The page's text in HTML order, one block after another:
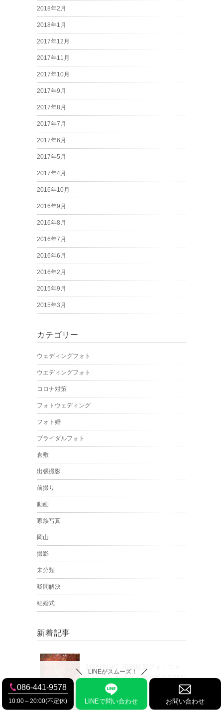
2018年2月
2018年1月
2017年12月
2017年11月
2017年10月
2017年9月
2017年8月
2017年7月
2017年6月
2017年5月
2017年4月
2016年10月
2016年9月
2016年8月
2016年7月
2016年6月
2016年2月
2015年9月
2015年3月
カテゴリー
ウェディングフォト
ウエディングフォト
コロナ対策
フォトウェディング
フォト婚
ブライダルフォト
倉敷
出張撮影
前撮り
動画
家族写真
岡山
撮影
未分類
疑問解決
結婚式
新着記事
ディング・前撮りを検討中の新郎新
婦様へ！ 紅葉は、日程選びが大
切！
LINEがスムーズ！
086-441-9578
10:00～20:00(不定休) LINEで問い合わせ お問い合わせ